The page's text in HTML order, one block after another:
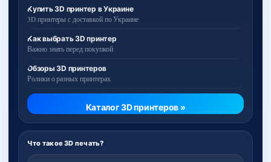
Купить 3D принтер в Украине
3D принтеры с доставкой по Украине
Как выбрать 3D принтер
Важно знать перед покупкой
Обзоры 3D принтеров
Ролики о разных принтерах
Каталог 3D принтеров »
Что такое 3D печать?